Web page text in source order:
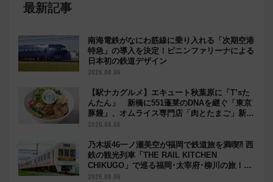
最新記事
南海電鉄がなにわ筋線に乗り入れる「次期空港
特急」の導入を決定！ピニンファリーナによる
日本初の鉄道デザイン
2026.08.06
【駅ナカグルメ】エキュート秋葉原に「T’sた
んたん」 新橋に551蓬莱のDNAを継ぐ「東京
豚饅」、オムライス専門店「肉とたまご」新グ
ルメ続々登場！【2026年8月】
2026.08.06
乃木坂46一ノ瀬美空が福岡で鉄道旅を満喫⁈ 西
鉄の観光列車「THE RAIL KITCHEN
CHIKUGO」で巡る福岡･太宰府･柳川の旅！
YouTubeが公開に
2026.08.06